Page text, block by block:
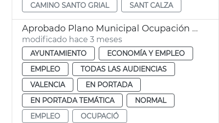
CAMINO SANTO GRIAL
SANT CALZA
Aprobado Plano Municipal Ocupación València con 219 contratos
modificado hace 3 meses
AYUNTAMIENTO
ECONOMÍA Y EMPLEO
EMPLEO
TODAS LAS AUDIENCIAS
VALENCIA
EN PORTADA
EN PORTADA TEMÁTICA
NORMAL
EMPLEO
OCUPACIÓ